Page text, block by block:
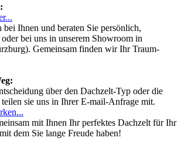
bei Ihnen und beraten Sie persönlich,
bei uns in unserem Showroom in
Gemeinsam finden wir Ihr Traum-
über den Dachzelt-Typ oder die
sie uns in Ihrer E-mail-Anfrage mit.
mit Ihnen Ihr perfektes Dachzelt für Ihr
dem Sie lange Freude haben!